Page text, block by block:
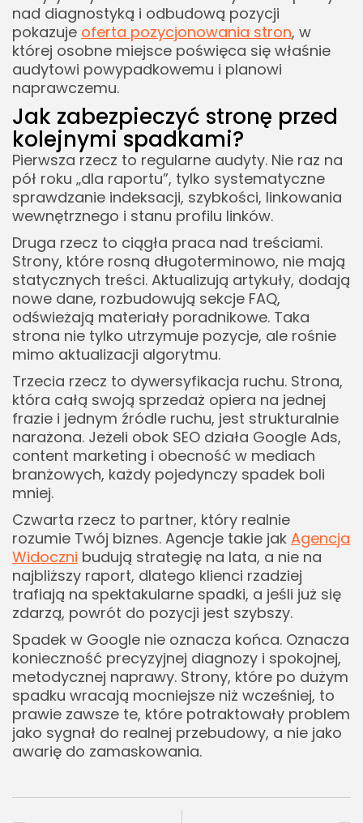
nad diagnostyką i odbudową pozycji
pokazuje oferta pozycjonowania stron, w
której osobne miejsce poświęca się właśnie
audytowi powypadkowemu i planowi
naprawczemu.
Jak zabezpieczyć stronę przed
kolejnymi spadkami?
Pierwsza rzecz to regularne audyty. Nie raz na
pół roku „dla raportu”, tylko systematyczne
sprawdzanie indeksacji, szybkości, linkowania
wewnętrznego i stanu profilu linków.
Druga rzecz to ciągła praca nad treściami.
Strony, które rosną długoterminowo, nie mają
statycznych treści. Aktualizują artykuły, dodają
nowe dane, rozbudowują sekcje FAQ,
odświeżają materiały poradnikowe. Taka
strona nie tylko utrzymuje pozycje, ale rośnie
mimo aktualizacji algorytmu.
Trzecia rzecz to dywersyfikacja ruchu. Strona,
która całą swoją sprzedaż opiera na jednej
frazie i jednym źródle ruchu, jest strukturalnie
narażona. Jeżeli obok SEO działa Google Ads,
content marketing i obecność w mediach
branżowych, każdy pojedynczy spadek boli
mniej.
Czwarta rzecz to partner, który realnie
rozumie Twój biznes. Agencje takie jak Agencja
Widoczni budują strategię na lata, a nie na
najbliższy raport, dlatego klienci rzadziej
trafiają na spektakularne spadki, a jeśli już się
zdarzą, powrót do pozycji jest szybszy.
Spadek w Google nie oznacza końca. Oznacza
konieczność precyzyjnej diagnozy i spokojnej,
metodycznej naprawy. Strony, które po dużym
spadku wracają mocniejsze niż wcześniej, to
prawie zawsze te, które potraktowały problem
jako sygnał do realnej przebudowy, a nie jako
awarię do zamaskowania.